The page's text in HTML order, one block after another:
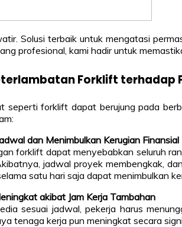
Solusi terbaik untuk mengatasi
profesional, kami hadir untuk
Forklift terhadap
seperti forklift dapat berujung pada
dan Menimbulkan Kerugian Finansial
forklift dapat menyebabkan seluruh
jadwal proyek membengkak,
satu hari saja dapat menimbulkan
akibat Jam Kerja Tambahan
sesuai jadwal, pekerja harus
tenaga kerja pun meningkat secara